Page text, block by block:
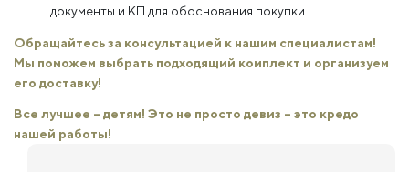
документы и КП для обоснования покупки
Обращайтесь за консультацией к нашим специалистам!
Мы поможем выбрать подходящий комплект и организуем
его доставку!
Все лучшее – детям! Это не просто девиз – это кредо
нашей работы!